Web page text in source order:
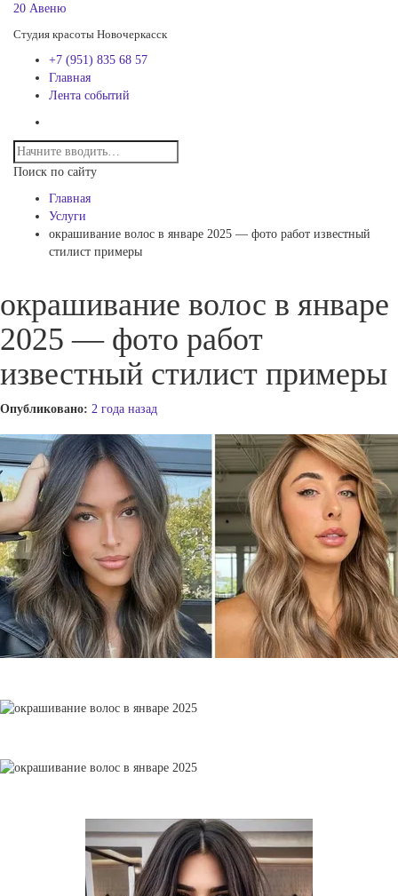
20 Авеню
Студия красоты Новочеркасск
+7 (951) 835 68 57
Главная
Лента событий
Поиск по сайту
Главная
Услуги
окрашивание волос в январе 2025 — фото работ известный
стилист примеры
окрашивание волос в январе
2025 — фото работ
известный стилист примеры
Опубликовано: 2 года назад